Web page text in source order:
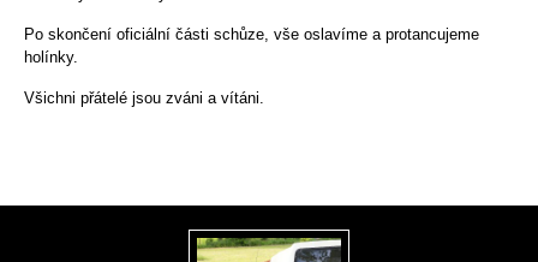
Po skončení oficiální části schůze, vše oslavíme a protancujeme
holínky.
Všichni přátelé jsou zváni a vítáni.